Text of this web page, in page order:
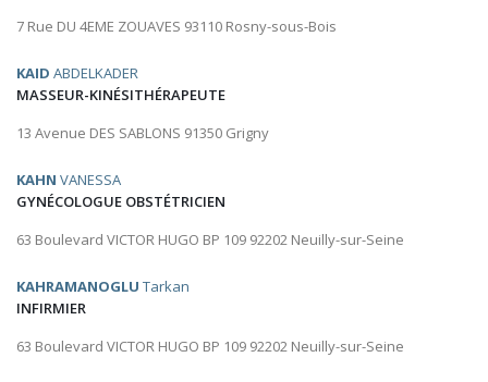
7 Rue DU 4EME ZOUAVES 93110 Rosny-sous-Bois
KAID ABDELKADER
MASSEUR-KINÉSITHÉRAPEUTE
13 Avenue DES SABLONS 91350 Grigny
KAHN VANESSA
GYNÉCOLOGUE OBSTÉTRICIEN
63 Boulevard VICTOR HUGO BP 109 92202 Neuilly-sur-Seine
KAHRAMANOGLU Tarkan
INFIRMIER
63 Boulevard VICTOR HUGO BP 109 92202 Neuilly-sur-Seine